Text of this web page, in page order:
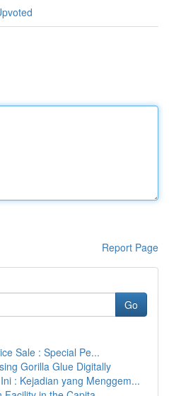
Report Page
Go
Sale : Special Pe...
Gorilla Glue Digitally
: Kejadian yang Menggem...